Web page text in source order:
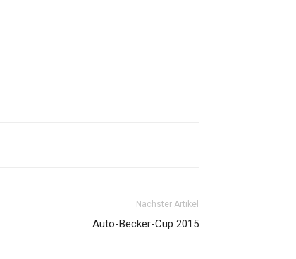
Nächster Artikel
Auto-Becker-Cup 2015